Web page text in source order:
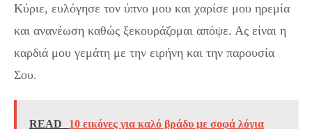
Κύριε, ευλόγησε τον ύπνο μου και χαρίσε μου ηρεμία
και ανανέωση καθώς ξεκουράζομαι απόψε. Ας είναι η
καρδιά μου γεμάτη με την ειρήνη και την παρουσία
Σου.
READ 10 εικόνες για καλό βράδυ με σοφά λόγια